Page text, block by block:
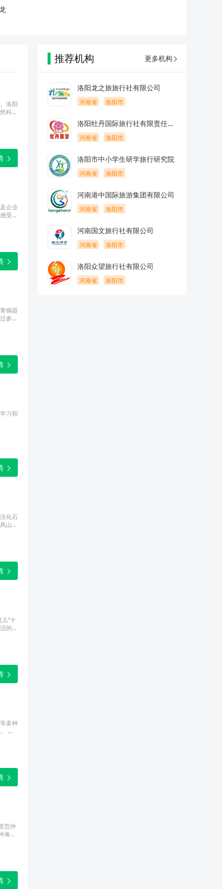
洛阳
科
企业
受民
铜器
参与
习和
化石
山的
”十
的关
多种
农
范仲
淹忧
推荐机构 更多机构
洛阳龙之旅旅行社有限公司
河南省 洛阳市
洛阳牡丹国际旅行社有限责任公
司
河南省 洛阳市
洛阳市中小学生研学旅行研究院
河南省 洛阳市
河南港中国际旅游集团有限公司
河南省 洛阳市
河南国文旅行社有限公司
河南省 洛阳市
洛阳众望旅行社有限公司
河南省 洛阳市